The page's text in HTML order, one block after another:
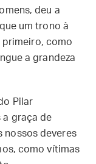
deu a
um trono à
primeiro, como
a grandeza
Pilar
a graça de
nossos deveres
como vítimas